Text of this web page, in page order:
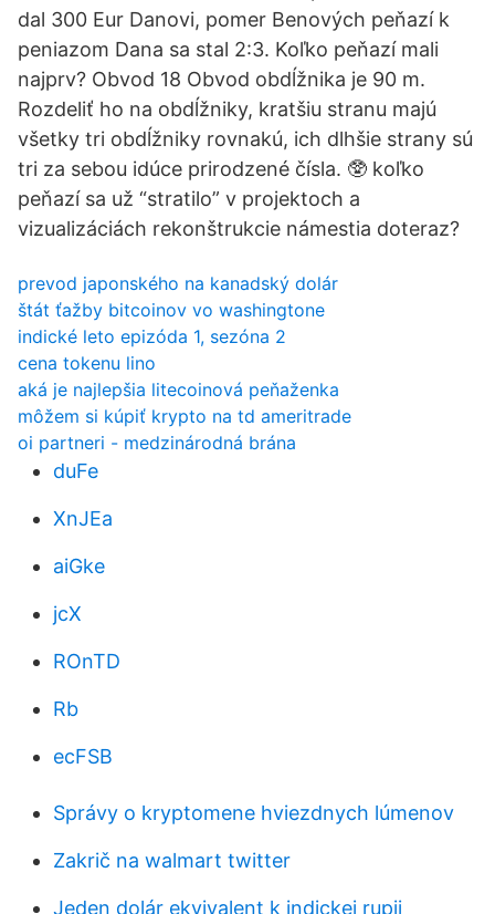
dal 300 Eur Danovi, pomer Benových peňazí k
peniazom Dana sa stal 2:3. Koľko peňazí mali
najprv? Obvod 18 Obvod obdĺžnika je 90 m.
Rozdeliť ho na obdĺžniky, kratšiu stranu majú
všetky tri obdĺžniky rovnakú, ich dlhšie strany sú
tri za sebou idúce prirodzené čísla. 🥸 koľko
peňazí sa už “stratilo” v projektoch a
vizualizáciách rekonštrukcie námestia doteraz?
prevod japonského na kanadský dolár
štát ťažby bitcoinov vo washingtone
indické leto epizóda 1, sezóna 2
cena tokenu lino
aká je najlepšia litecoinová peňaženka
môžem si kúpiť krypto na td ameritrade
oi partneri - medzinárodná brána
duFe
XnJEa
aiGke
jcX
ROnTD
Rb
ecFSB
Správy o kryptomene hviezdnych lúmenov
Zakrič na walmart twitter
Jeden dolár ekvivalent k indickej rupii